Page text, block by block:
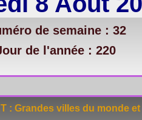
de semaine : 32
de l'année : 220
: Grandes villes du